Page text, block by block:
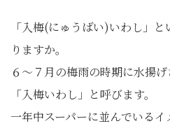
「入梅(にゅうばい)いわし」
りますか。
６～７月の梅雨の時期に水揚
「入梅いわし」と呼びます。
一年中スーパーに並んでいる